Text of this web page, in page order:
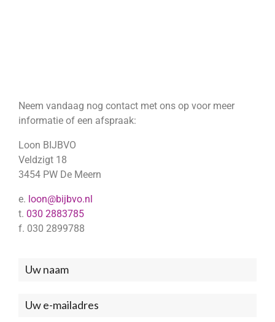
Neem vandaag nog contact met ons op voor meer
informatie of een afspraak:
Loon BIJBVO
Veldzigt 18
3454 PW De Meern
e. loon@bijbvo.nl
t. 030 2883785
f. 030 2899788
Neem
met